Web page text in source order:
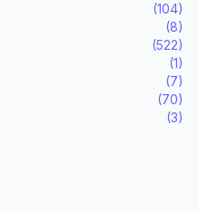
(104)
(8)
(522)
(1)
(7)
(70)
(3)